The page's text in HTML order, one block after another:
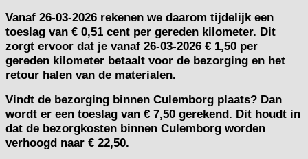
Vanaf 26-03-2026 rekenen we daarom tijdelijk een
toeslag van € 0,51 cent per gereden kilometer. Dit
zorgt ervoor dat je vanaf 26-03-2026 € 1,50 per
gereden kilometer betaalt voor de bezorging en het
retour halen van de materialen.
Vindt de bezorging binnen Culemborg plaats? Dan
wordt er een toeslag van € 7,50 gerekend. Dit houdt in
dat de bezorgkosten binnen Culemborg worden
verhoogd naar € 22,50.